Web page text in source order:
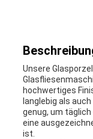
Unsere
hochwertiges
langlebig als
genug, um
eine
ist.